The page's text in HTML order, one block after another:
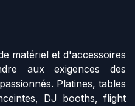
matériel et d'accessoires
aux exigences des
Platines, tables
DJ booths, flight